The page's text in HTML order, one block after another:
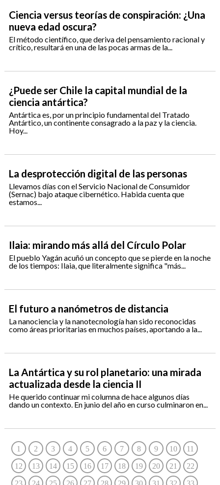
Ciencia versus teorías de conspiración: ¿Una
nueva edad oscura?
El método científico, que deriva del pensamiento racional y
crítico, resultará en una de las pocas armas de la...
¿Puede ser Chile la capital mundial de la
ciencia antártica?
Antártica es, por un principio fundamental del Tratado
Antártico, un continente consagrado a la paz y la ciencia.
Hoy...
La desprotección digital de las personas
Llevamos días con el Servicio Nacional de Consumidor
(Sernac) bajo ataque cibernético. Habida cuenta que
estamos...
Ilaia: mirando más allá del Círculo Polar
El pueblo Yagán acuñó un concepto que se pierde en la noche
de los tiempos: Ilaia, que literalmente significa "más...
El futuro a nanómetros de distancia
La nanociencia y la nanotecnología han sido reconocidas
como áreas prioritarias en muchos países, aportando a la...
La Antártica y su rol planetario: una mirada
actualizada desde la ciencia II
He querido continuar mi columna de hace algunos días
dando un contexto. En junio del año en curso culminaron en...
1 2 3 4 5 6 7 8 9 10 11
12 13 14 15 16 17 18 19 20 21 22
23 24 25 26 27 28 29 30 31 32 33